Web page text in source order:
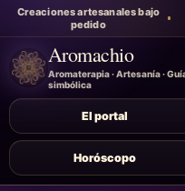
Creaciones artesanales bajo
pedido
Aromachio
Aromaterapia · Artesanía ·
simbólica
El portal
Horóscopo